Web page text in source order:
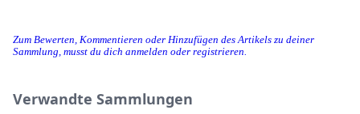
Zum Bewerten, Kommentieren oder Hinzufügen des Artikels zu deiner
Sammlung, musst du dich anmelden oder registrieren.
Verwandte Sammlungen